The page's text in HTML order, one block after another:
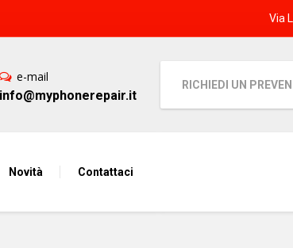
Via
Novità Contattaci
e-mail
info@myphonerepair.it
RICHIEDI UN